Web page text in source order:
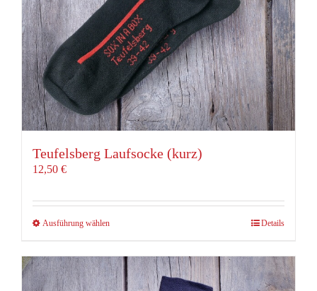
gewählt
werden
Teufelsberg Laufsocke (kurz)
12,50 €
Ausführung wählenDieses
weist
mehrere
Varianten
Details